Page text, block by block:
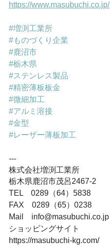
https://www.masubuchi.co.jp/
#増渕工業所
#ものづくり企業
#鹿沼市
#栃木県
#ステンレス製品
#精密薄板板金
#微細加工
#アルミ溶接
#金型
#レーザー薄板加工
---
株式会社増渕工業所
栃木県鹿沼市茂呂2467-2
TEL　0289（64）5838
FAX　0289（65）0238
Mail　info@masubuchi.co.jp
ショッピングサイト
https://masubuchi-kg.com/